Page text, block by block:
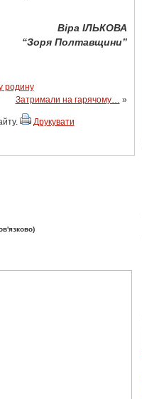
Віра ІЛЬКОВА
“Зоря Полтавщини”
родину
Затримали на гарячому… »
Друкувати